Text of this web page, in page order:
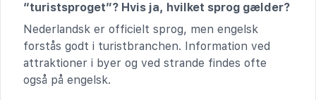
“turistsproget”? Hvis ja, hvilket sprog gælder?
Nederlandsk er officielt sprog, men engelsk
forstås godt i turistbranchen. Information ved
attraktioner i byer og ved strande findes ofte
også på engelsk.